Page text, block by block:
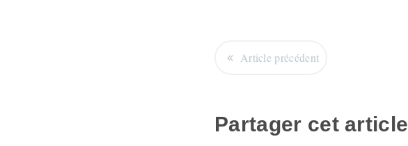
Article précédent
Partager cet article